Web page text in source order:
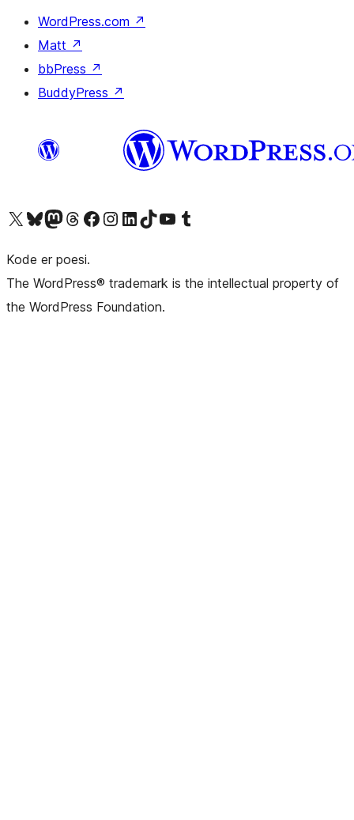
WordPress.com ↗
Matt ↗
bbPress ↗
BuddyPress ↗
Besøk vår konto på X Visit our Bluesky account
Besøk vår Mastodon-konto
Visit our Threads account
Besøk vår Facebook-sideBesøk vår Instagram-konto
Besøk vår LinkedIn-konto
Visit our TikTok account
Visit our YouTube channel
Visit our Tumblr account
Kode er poesi.
The WordPress® trademark is the intellectual property of
the WordPress Foundation.